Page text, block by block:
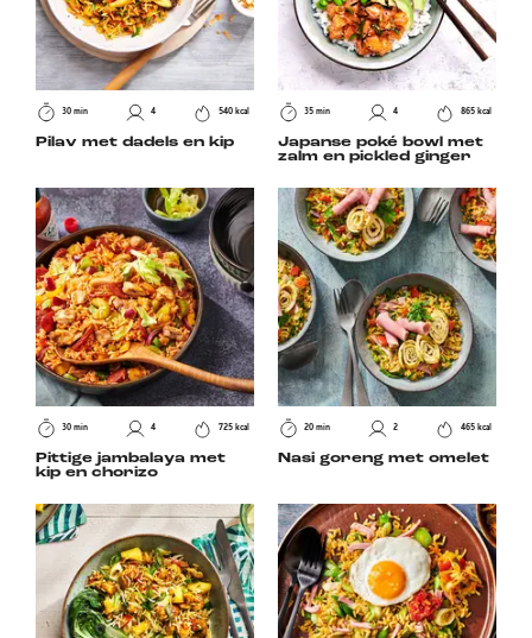
30 min 4 540 kcal
Pilav met dadels en kip
35 min 4 865 kcal
Japanse poké bowl met
zalm en pickled ginger
30 min 4 725 kcal
Pittige jambalaya met
kip en chorizo
20 min 2 465 kcal
Nasi goreng met omelet